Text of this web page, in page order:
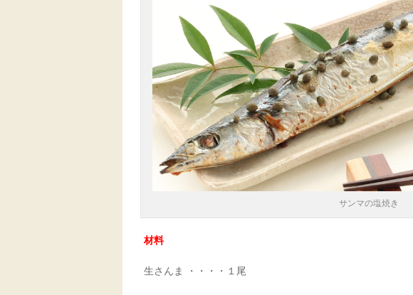
サンマの塩焼き
材料
生さんま ・・・・１尾